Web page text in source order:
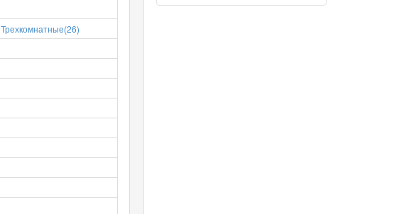
Трехкомнатные(26)